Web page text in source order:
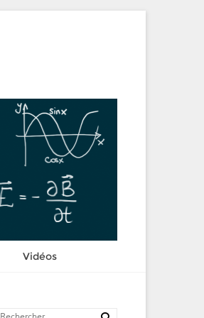
Vidéos